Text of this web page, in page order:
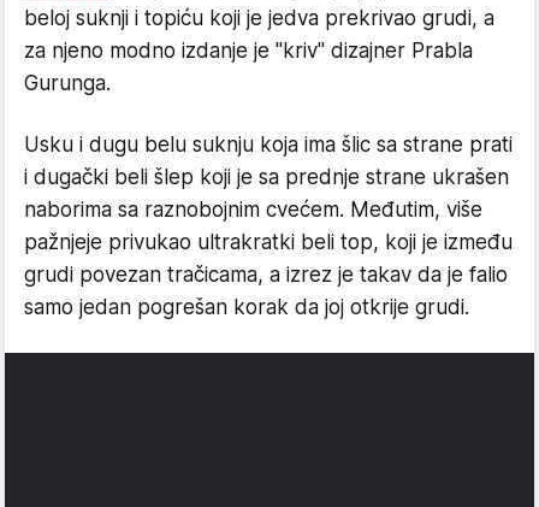
beloj suknji i topiću koji je jedva prekrivao grudi, a
za njeno modno izdanje je "kriv" dizajner Prabla
Gurunga.
Usku i dugu belu suknju koja ima šlic sa strane prati
i dugački beli šlep koji je sa prednje strane ukrašen
naborima sa raznobojnim cvećem. Međutim, više
pažnjeje privukao ultrakratki beli top, koji je između
grudi povezan tračicama, a izrez je takav da je falio
samo jedan pogrešan korak da joj otkrije grudi.